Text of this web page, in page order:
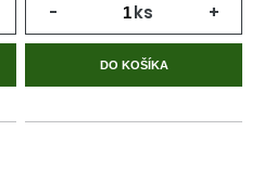
- ks +
DO KOŠÍKA